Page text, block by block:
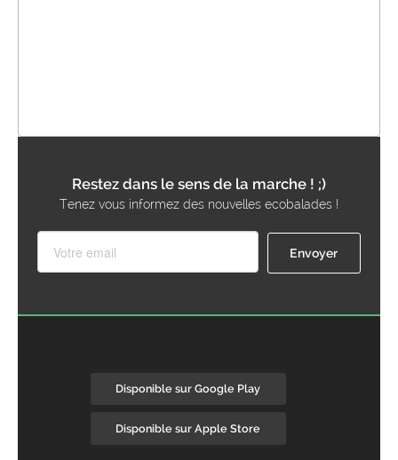
Restez dans le sens de la marche ! ;)
Tenez vous informez des nouvelles ecobalades !
Disponible sur Google Play
Disponible sur Apple Store